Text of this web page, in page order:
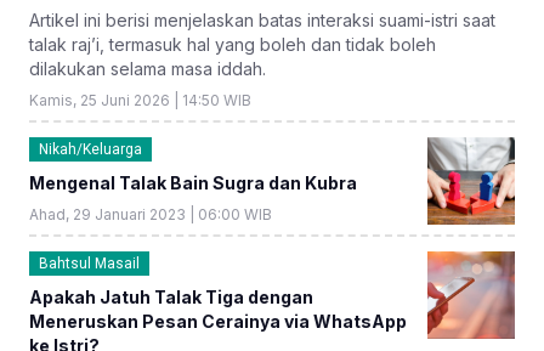
Artikel ini berisi menjelaskan batas interaksi suami-istri saat
talak raj’i, termasuk hal yang boleh dan tidak boleh
dilakukan selama masa iddah.
Kamis, 25 Juni 2026 | 14:50 WIB
Nikah/Keluarga
Mengenal Talak Bain Sugra dan Kubra
Ahad, 29 Januari 2023 | 06:00 WIB
Bahtsul Masail
Apakah Jatuh Talak Tiga dengan
Meneruskan Pesan Cerainya via WhatsApp
ke Istri?